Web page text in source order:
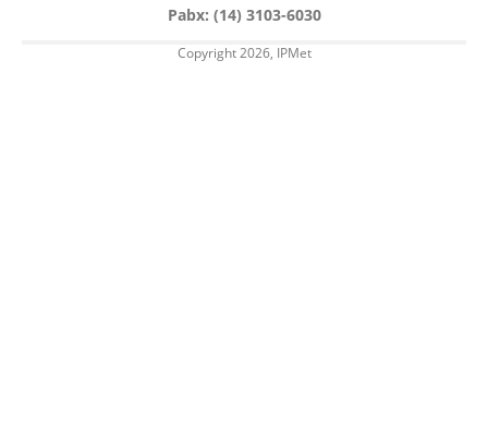
Pabx: (14) 3103-6030
Copyright 2026, IPMet